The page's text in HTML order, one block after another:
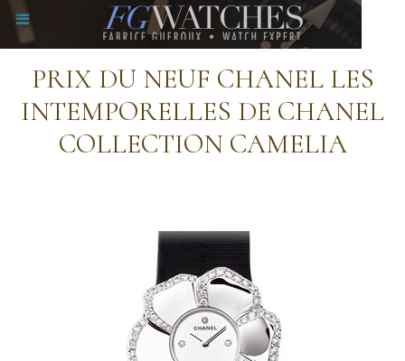
PRIX DU NEUF CHANEL LES
INTEMPORELLES DE CHANEL
COLLECTION CAMELIA